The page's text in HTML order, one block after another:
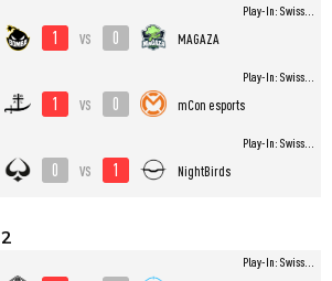
1 vs 0 MAGAZA
Play-In: Swiss...
1 vs 0 mCon esports
Play-In: Swiss...
0 vs 1 NightBirds
Play-In: Swiss...
Play-In: Swiss...